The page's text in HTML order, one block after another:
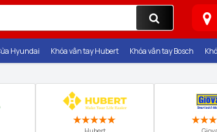
Hyundai Khóa vân tay Hubert Khóa vân tay Bosch